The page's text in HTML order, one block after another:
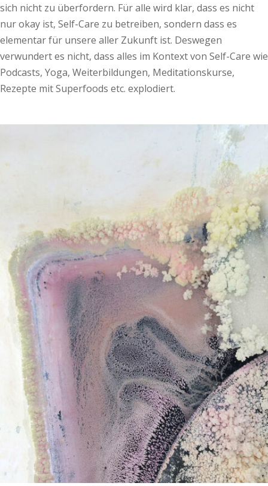
sich nicht zu überfordern. Für alle wird klar, dass es nicht
nur okay ist, Self-Care zu betreiben, sondern dass es
elementar für unsere aller Zukunft ist. Deswegen
verwundert es nicht, dass alles im Kontext von Self-Care wie
Podcasts, Yoga, Weiterbildungen, Meditationskurse,
Rezepte mit Superfoods etc. explodiert.